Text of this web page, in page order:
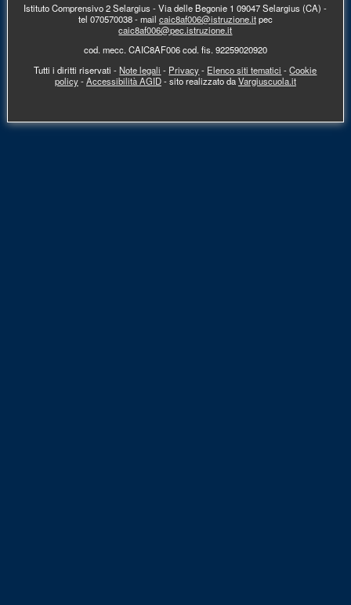
Istituto Comprensivo 2 Selargius - Via delle Begonie 1 09047 Selargius (CA) -
tel 070570038 - mail caic8af006@istruzione.itpec
caic8af006@pec.istruzione.it
cod. mecc. CAIC8AF006 cod. fis. 92259020920
Tutti i diritti riservati -Note legali - Privacy- Elenco siti tematici -Cookie
policy-Accessibilità AGID- sito realizzato daVargiuscuola.it